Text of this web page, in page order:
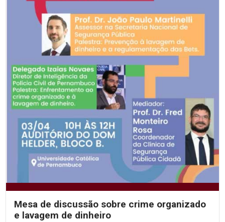
Mesa de discussão sobre crime organizado
e lavagem de dinheiro